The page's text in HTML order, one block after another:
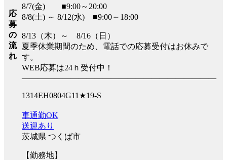
応
募
の
流
れ
8/7(金) ■9:00～20:00
8/8(土) ～ 8/12(水) ■9:00～18:00
8/13（木）～ 8/16（日）
夏季休業期間のため、電話での応募受付はお休みで
す。
WEB応募は24ｈ受付中！
――――――――――――――――――――――――
1314EH0804G11★19-S
車通勤OK
送迎あり
茨城県 つくば市
【勤務地】